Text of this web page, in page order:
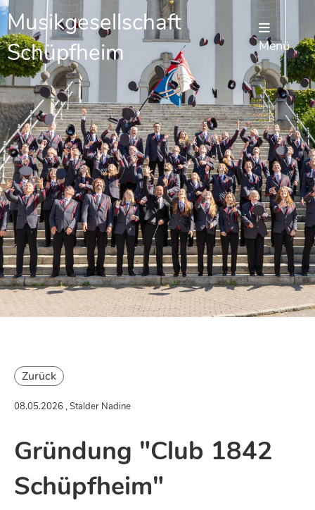
Musikgesellschaft
Schüpfheim
Menü
Zurück
08.05.2026 , Stalder Nadine
Gründung "Club 1842
Schüpfheim"